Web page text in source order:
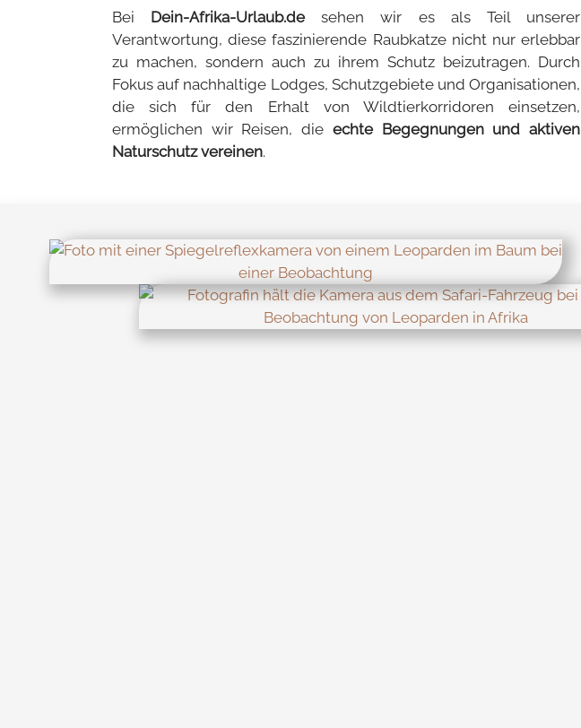
Bei Dein-Afrika-Urlaub.desehen wir es als Teil unserer
Verantwortung, diese faszinierende Raubkatze nicht nur erlebbar
zu machen, sondern auch zu ihrem Schutz beizutragen. Durch
Fokus auf nachhaltige Lodges, Schutzgebiete und Organisationen,
die sich für den Erhalt von Wildtierkorridoren einsetzen,
ermöglichen wir Reisen, die echte Begegnungen und aktiven
Naturschutz vereinen.